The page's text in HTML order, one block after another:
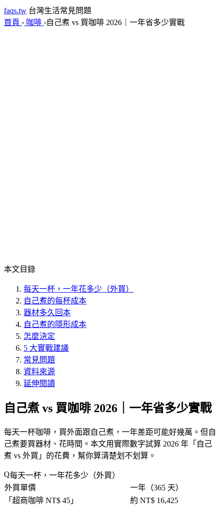
faqs.tw 台灣生活常見問題
首頁 › 咖啡 ›自己煮 vs 買咖啡 2026｜一年省多少實戰
本文目錄
每天一杯，一年花多少（外買）
自己煮的每杯成本
器材多久回本
自己煮的隱形成本
怎麼決定
5 大實戰建議
常見問題
資料來源
延伸閱讀
自己煮 vs 買咖啡 2026｜一年省多少實戰
每天一杯咖啡，買外面跟自己煮，一年差距可能好幾萬。但自
己煮要買器材、花時間。本文用實際數字試算 2026 年「自己
煮 vs 外買」的花費，幫你算清楚划不划算。
每天一杯，一年花多少（外買）
外買單價
一年（365 天）
「 超商咖啡 NT$ 45 」
約 NT$ 16,425